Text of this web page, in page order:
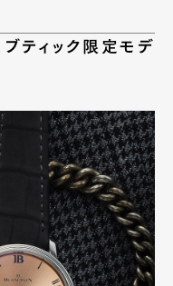
ティック限定モデ